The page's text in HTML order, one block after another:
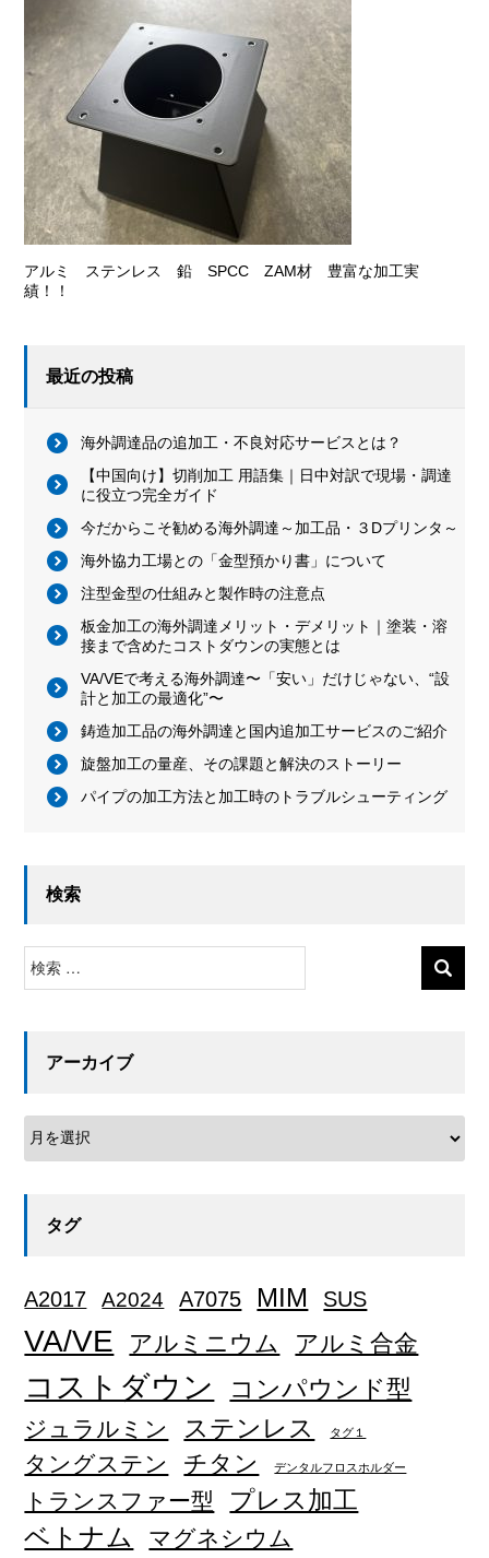
アルミ ステンレス 鉛 SPCC ZAM材 豊富な加工実
績！！
最近の投稿
海外調達品の追加工・不良対応サービスとは？
【中国向け】切削加工 用語集｜日中対訳で現場・調達
に役立つ完全ガイド
今だからこそ勧める海外調達～加工品・３Dプリンタ～
海外協力工場との「金型預かり書」について
注型金型の仕組みと製作時の注意点
板金加工の海外調達メリット・デメリット｜塗装・溶
接まで含めたコストダウンの実態とは
VA/VEで考える海外調達〜「安い」だけじゃない、“設
計と加工の最適化”〜
鋳造加工品の海外調達と国内追加工サービスのご紹介
旋盤加工の量産、その課題と解決のストーリー
パイプの加工方法と加工時のトラブルシューティング
検索
索
アーカイブ
タグ
A2017 A2024 A7075 MIM SUS
VA/VE アルミニウム アルミ合金
コストダウン コンパウンド型
ジュラルミン ステンレス タグ１
タングステン チタン デンタルフロスホルダー
トランスファー型
プレス加工
ベトナム
マグネシウム